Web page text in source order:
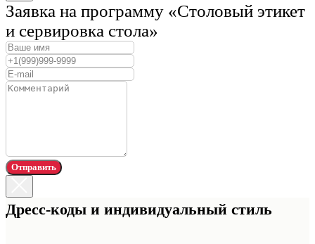
Заявка на программу «Столовый этикет
и сервировка стола»
Отправить
Дресс-коды и индивидуальный стиль